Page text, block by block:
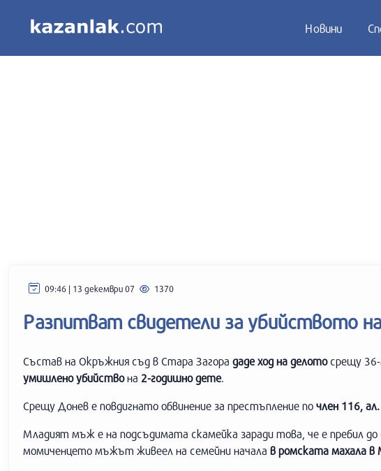
Новини
09:46 | 13 декември 07 1370
Разпитват свидетели за убийството
Състав на Окръжния съд в Стара Загора даде ход на делотосрещу 36-
умишлено убийствона 2-годишно дете.
Срещу Донев е повдигнато обвинение за престъпление по член 116, ал.
Младият мъж е на подсъдимата скамейка заради това, че е пребил
момиченцето мъжът живеел на семейни начала в ромската махала